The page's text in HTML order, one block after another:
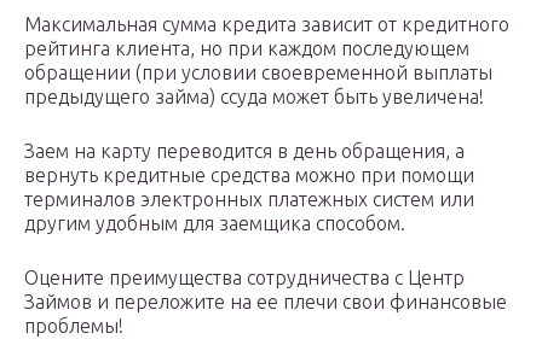
Максимальная сумма кредита зависит от кредитного
рейтинга клиента, но при каждом последующем
обращении (при условии своевременной выплаты
предыдущего займа) ссуда может быть увеличена!
Заем на карту переводится в день обращения, а
вернуть кредитные средства можно при помощи
терминалов электронных платежных систем или
другим удобным для заемщика способом.
Оцените преимущества сотрудничества с Центр
Займов и переложите на ее плечи свои финансовые
проблемы!